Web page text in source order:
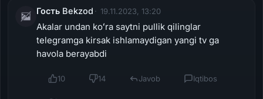
Гость Bekzod 19.11.2023, 13:20
Akalar undan koʻra saytni pullik qilinglar
telegramga kirsak ishlamaydigan yangi tv ga
havola berayabdi
10 14 Javob Iqtibos